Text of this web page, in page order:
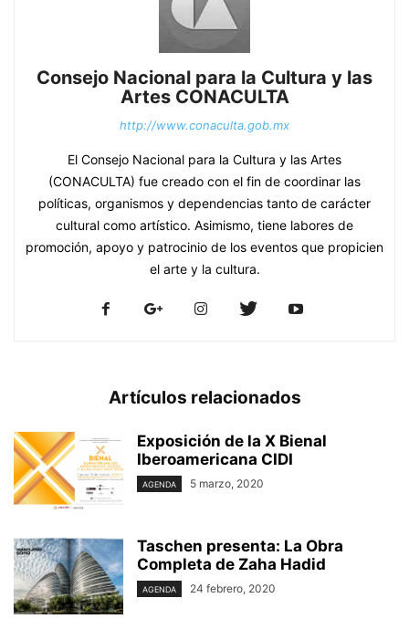
Consejo Nacional para la Cultura y las
Artes CONACULTA
http://www.conaculta.gob.mx
El Consejo Nacional para la Cultura y las Artes
(CONACULTA) fue creado con el fin de coordinar las
políticas, organismos y dependencias tanto de carácter
cultural como artístico. Asimismo, tiene labores de
promoción, apoyo y patrocinio de los eventos que propicien
el arte y la cultura.
Artículos relacionados
Exposición de la X Bienal
Iberoamericana CIDI
AGENDA 5 marzo, 2020
Taschen presenta: La Obra
Completa de Zaha Hadid
AGENDA 24 febrero, 2020